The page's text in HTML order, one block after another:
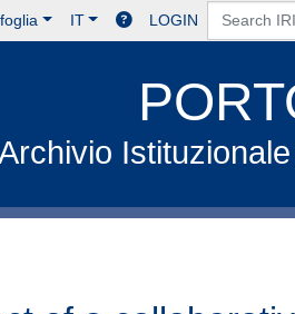
IT LOGIN